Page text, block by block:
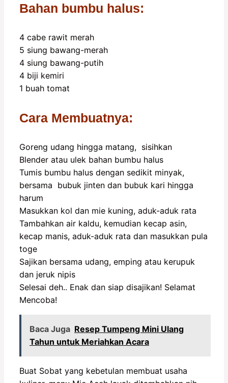
Bahan bumbu halus:
4 cabe rawit merah
5 siung bawang-merah
4 siung bawang-putih
4 biji kemiri
1 buah tomat
Cara Membuatnya:
Goreng udang hingga matang, sisihkan
Blender atau ulek bahan bumbu halus
Tumis bumbu halus dengan sedikit minyak,
bersama bubuk jinten dan bubuk kari hingga
harum
Masukkan kol dan mie kuning, aduk-aduk rata
Tambahkan air kaldu, kemudian kecap asin,
kecap manis, aduk-aduk rata dan masukkan pula
toge
Sajikan bersama udang, emping atau kerupuk
dan jeruk nipis
Selesai deh.. Enak dan siap disajikan! Selamat
Mencoba!
Baca Juga Resep Tumpeng Mini Ulang
Tahun untuk Meriahkan Acara
Buat Sobat yang kebetulan membuat usaha